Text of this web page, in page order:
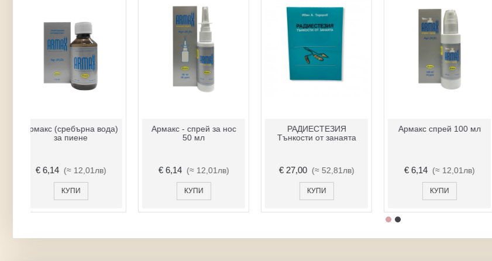
Армакс (сребърна вода)
за пиене
€ 6,14 (≈ 12,01лв)
КУПИ
Армакс - спрей за нос
50 мл
€ 6,14 (≈ 12,01лв)
КУПИ
РАДИЕСТЕЗИЯ
Тънкости от занаята
€ 27,00 (≈ 52,81лв)
КУПИ
Армакс спрей 100 мл
€ 6,14 (≈ 12,01лв)
КУПИ